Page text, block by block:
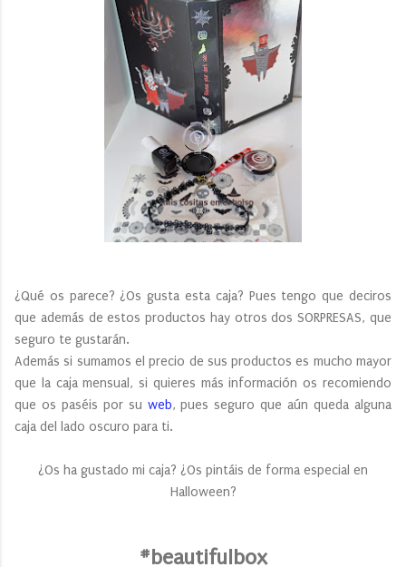
¿Qué os parece? ¿Os gusta esta caja? Pues tengo que deciros
que además de estos productos hay otros dos SORPRESAS, que
seguro te gustarán.
Además si sumamos el precio de sus productos es mucho mayor
que la caja mensual, si quieres más información os recomiendo
que os paséis por su web, pues seguro que aún queda alguna
caja del lado oscuro para ti.
¿Os ha gustado mi caja? ¿Os pintáis de forma especial en
Halloween?
#beautifulbox